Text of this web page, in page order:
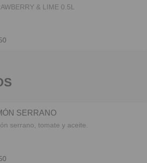
& LIME 0.5L
SERRANO
serrano, tomate y aceite.